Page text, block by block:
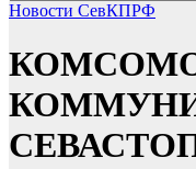
Новости СевКПРФ